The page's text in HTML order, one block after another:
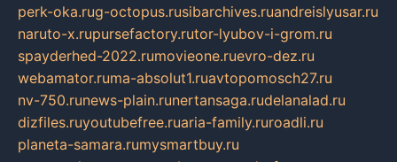
perk-oka.rug-octopus.rusibarchives.ruandreislyusar.ru
naruto-x.rupursefactory.rutor-lyubov-i-grom.ru
spayderhed-2022.rumovieone.ruevro-dez.ru
webamator.ruma-absolut1.ruavtopomosch27.ru
nv-750.runews-plain.runertansaga.rudelanalad.ru
dizfiles.ruyoutubefree.ruaria-family.ruroadli.ru
planeta-samara.rumysmartbuy.ru